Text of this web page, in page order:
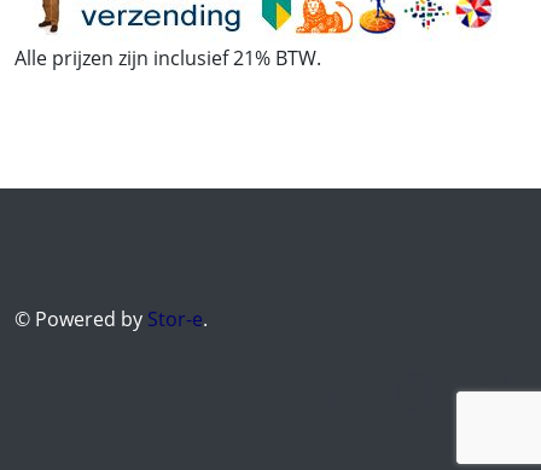
Alle prijzen zijn inclusief 21% BTW.
© Powered by Stor-e.